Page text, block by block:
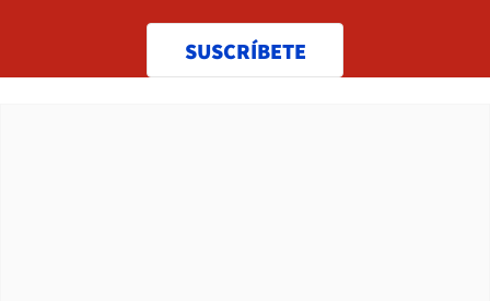
SUSCRÍBETE